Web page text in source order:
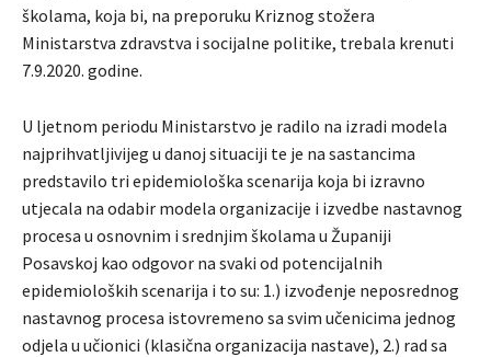
školama, koja bi, na preporuku Kriznog stožera
Ministarstva zdravstva i socijalne politike, trebala krenuti
7.9.2020. godine.
U ljetnom periodu Ministarstvo je radilo na izradi modela
najprihvatljivijeg u danoj situaciji te je na sastancima
predstavilo tri epidemiološka scenarija koja bi izravno
utjecala na odabir modela organizacije i izvedbe nastavnog
procesa u osnovnim i srednjim školama u Županiji
Posavskoj kao odgovor na svaki od potencijalnih
epidemioloških scenarija i to su: 1.) izvođenje neposrednog
nastavnog procesa istovremeno sa svim učenicima jednog
odjela u učionici (klasična organizacija nastave), 2.) rad sa